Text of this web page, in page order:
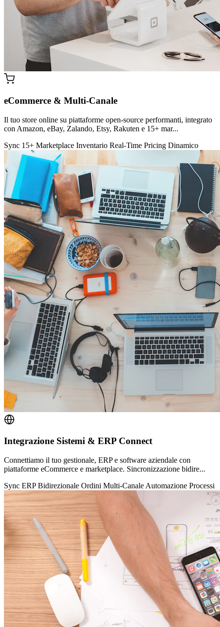
eCommerce & Multi-Canale
Il tuo store online su piattaforme open-source performanti, integrato
con Amazon, eBay, Zalando, Etsy, Rakuten e 15+ mar...
Sync 15+ Marketplace Inventario Real-Time Pricing Dinamico
Integrazione Sistemi & ERP Connect
Connettiamo il tuo gestionale, ERP e software aziendale con
piattaforme eCommerce e marketplace. Sincronizzazione bidire...
Sync ERP Bidirezionale Ordini Multi-Canale Automazione Processi